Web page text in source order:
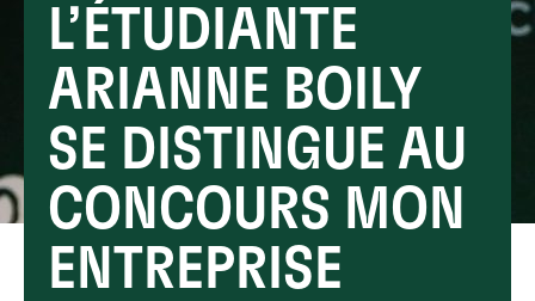
L’ÉTUDIANTE
ARIANNE BOILY
SE DISTINGUE AU
CONCOURS MON
ENTREPRISE